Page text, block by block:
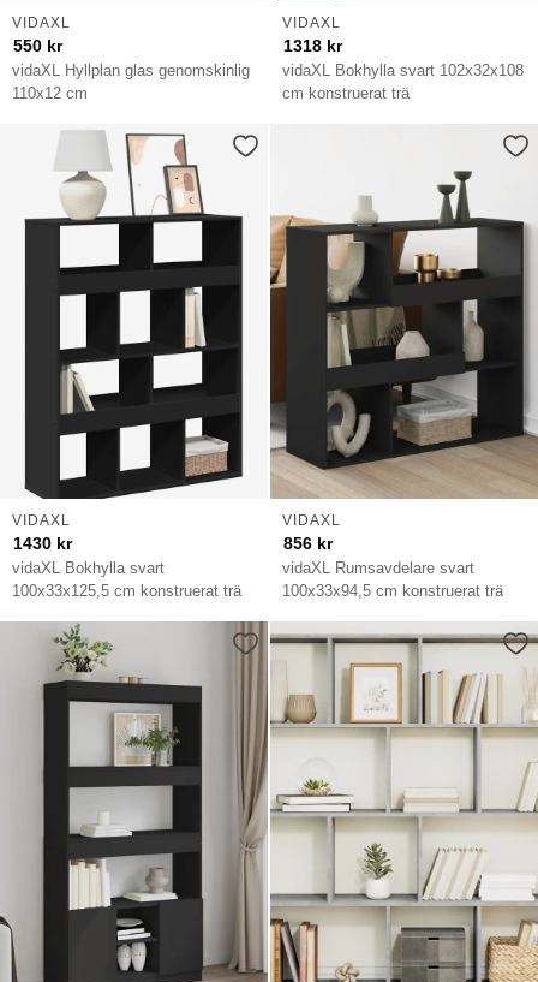
vidaXL Hyllplan glas genomskinlig
110x12 cm
VIDAXL
550 kr
vidaXL Bokhylla svart 102x32x108
cm konstruerat trä
VIDAXL
1318 kr
vidaXL Bokhylla svart
100x33x125,5 cm konstruerat trä
VIDAXL
1430 kr
vidaXL Rumsavdelare svart
100x33x94,5 cm konstruerat trä
VIDAXL
856 kr